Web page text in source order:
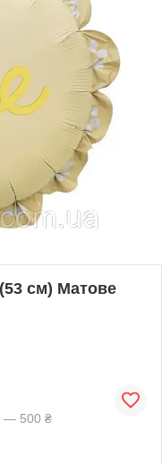
см) Матове
— 500 ₴